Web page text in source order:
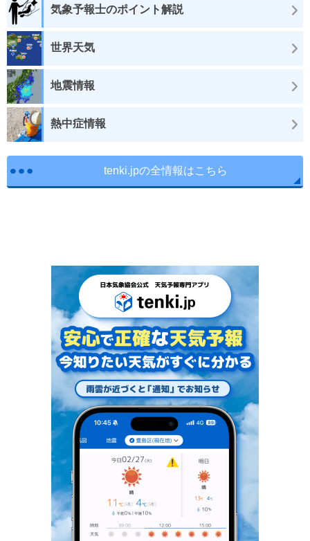
気象予報士のポイント解説
世界天気
地震情報
熱中症情報
tenki.jpの全情報はこちら